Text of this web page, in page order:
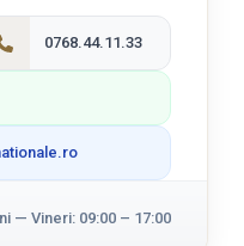
0768.44.11.33
— Vineri: 09:00 – 17:00